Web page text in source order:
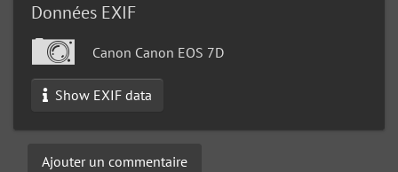
Données EXIF
Canon Canon EOS 7D
Show EXIF data
Ajouter un commentaire